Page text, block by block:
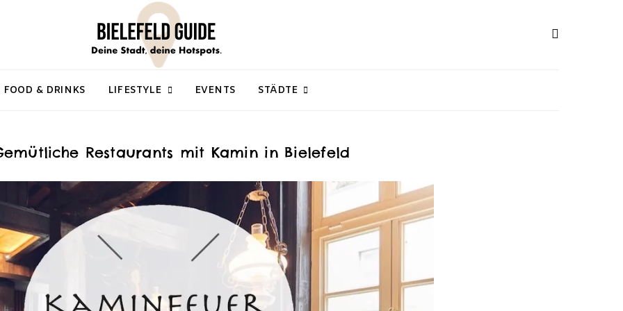
FOOD & DRINKS LIFESTYLE EVENTS STÄDTE
Restaurants mit Kamin in Bielefeld